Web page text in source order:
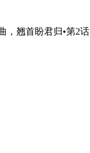
，翘首盼君归•第2话